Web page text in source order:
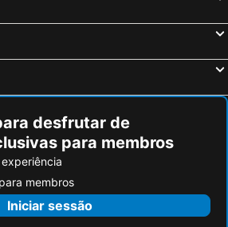
Logis Maison Vauban - Hotel St Malo
Antinéa
Logis Hôtel la Grassinais Saint-Malo
Collection
Hotel Spa La Malouinière Des Longchamps - Saint-Malo
Manoir 1685 Saint Malo
desfrutar de
para membros
membros
Iniciar sessão